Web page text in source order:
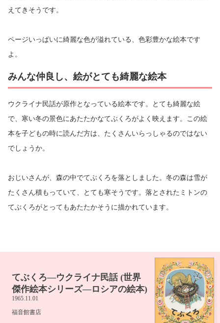
えてきそうです。
ページいっぱいに綺麗な色が溢れている、色彩豊かな絵本です
よ。
みんな仲良し、絵がとても綺麗な絵本
ウクライナ民話が原作となっている絵本です。とても綺麗な絵
で、寒い冬の景色にあたたかなてぶくろがよく映えます。この絵
本を子どもの時に読んだ方は、たくさんいらっしゃるのではない
でしょうか。
おじいさんが、森の中でてぶくろを落としました。冬の森は雪が
たくさん積もっていて、とても寒そうです。落とされたミトンの
てぶくろがとってもあたたかそうに描かれています。